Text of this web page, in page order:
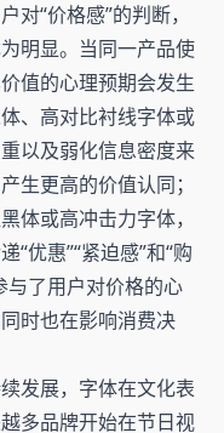
对“价格感”的判断，
明显。当同一产品使
值的心理预期会发生
、高对比衬线字体或
以及弱化信息密度来
生更高的价值认同；
体或高冲击力字体，
“优惠”“紧迫感”和“购
与了用户对价格的心
时也在影响消费决
发展，字体在文化表
多品牌开始在节日视